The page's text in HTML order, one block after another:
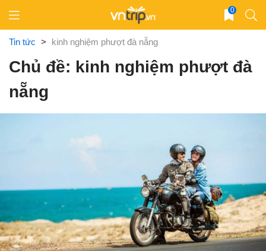
content
0
Tin tức > kinh nghiệm phượt đà nẵng
Chủ đề: kinh nghiệm phượt đà
nẵng